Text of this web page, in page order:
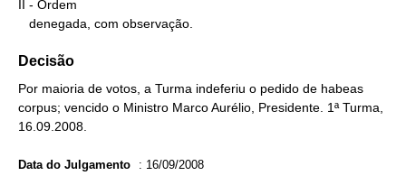
II - Ordem
   denegada, com observação.
Decisão
Por maioria de votos, a Turma indeferiu o pedido de habeas
corpus; vencido o Ministro Marco Aurélio, Presidente. 1ª Turma,
16.09.2008.
Data do Julgamento : 16/09/2008